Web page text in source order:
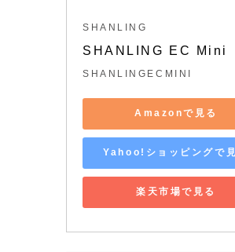
SHANLING
SHANLING EC Mini
SHANLINGECMINI
Amazonで見る
Yahoo!ショッピングで
楽天市場で見る